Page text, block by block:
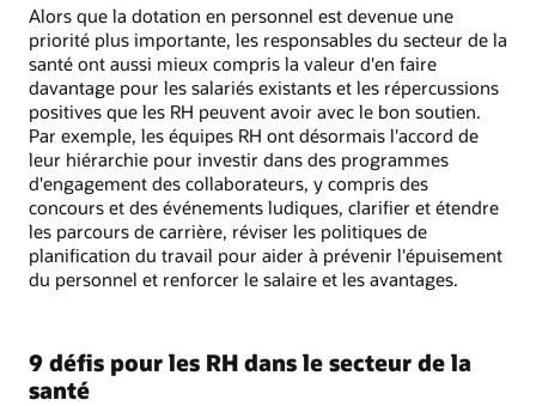
Alors que la dotation en personnel est devenue une
priorité plus importante, les responsables du secteur de la
santé ont aussi mieux compris la valeur d'en faire
davantage pour les salariés existants et les répercussions
positives que les RH peuvent avoir avec le bon soutien.
Par exemple, les équipes RH ont désormais l'accord de
leur hiérarchie pour investir dans des programmes
d'engagement des collaborateurs, y compris des
concours et des événements ludiques, clarifier et étendre
les parcours de carrière, réviser les politiques de
planification du travail pour aider à prévenir l'épuisement
du personnel et renforcer le salaire et les avantages.
9 défis pour les RH dans le secteur de la
santé